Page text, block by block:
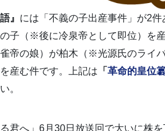
』 には「不義の子出産事件」が2
子（※後に冷泉帝として即位）を
帝の娘）が柏木（※光源氏のライ
産む件です。上記は 「 革命的皇位
。
君へ」6月30日放送回で大いに株